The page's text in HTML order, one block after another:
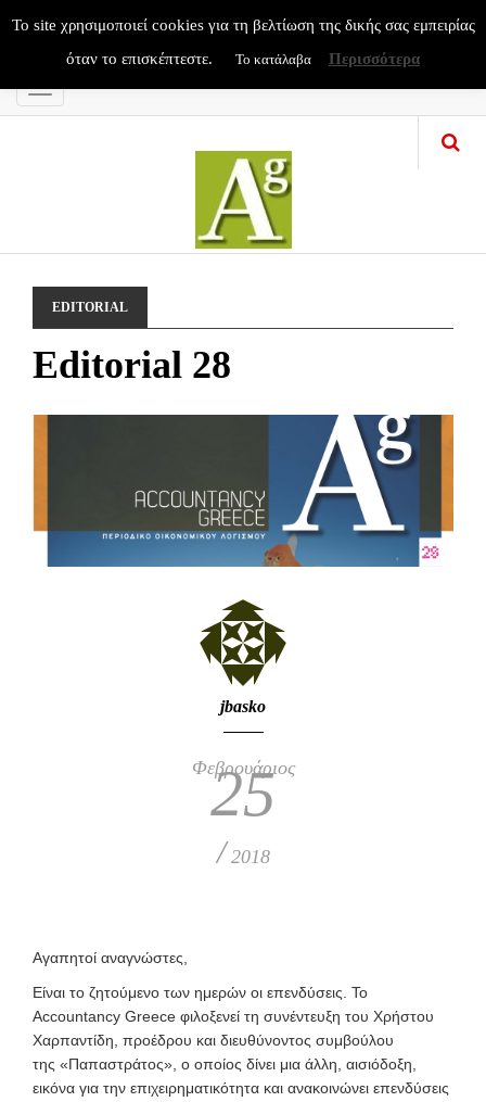
Menu
EDITORIAL
Editorial 28
jbasko
Φεβρουάριος
25
/ 2018
Αγαπητοί αναγνώστες,
Είναι το ζητούμενο των ημερών οι επενδύσεις. Το
Accountancy Greece φιλοξενεί τη συνέντευξη του Χρήστου
Χαρπαντίδη, προέδρου και διευθύνοντος συμβούλου
της «Παπαστράτος», ο οποίος δίνει μια άλλη, αισιόδοξη,
εικόνα για την επιχειρηματικότητα και ανακοινώνει επενδύσεις
To site χρησιμοποιεί cookies για τη βελτίωση της δικής σας εμπειρίας
όταν το επισκέπτεστε.
Το κατάλαβα Περισσότερα